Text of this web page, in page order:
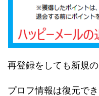
再登録をしても新規
プロフ情報は復元で